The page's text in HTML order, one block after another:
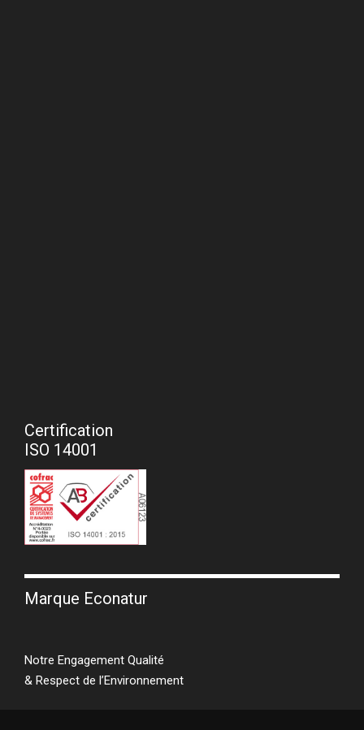
Certification
ISO 14001
Marque Econatur
Notre Engagement Qualité
& Respect de l’Environnement